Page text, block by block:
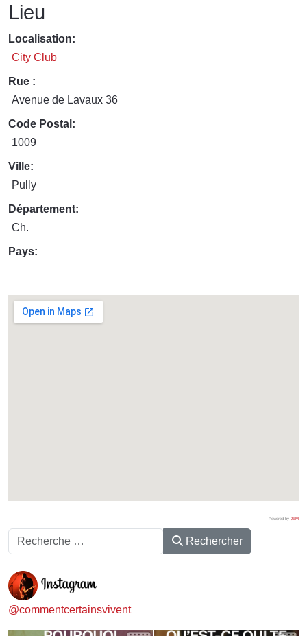
Lieu
Localisation:
City Club
Rue :
Avenue de Lavaux 36
Code Postal:
1009
Ville:
Pully
Département:
Ch.
Pays:
Powered by JEM
Rechercher Rechercher
@commentcertainsvivent